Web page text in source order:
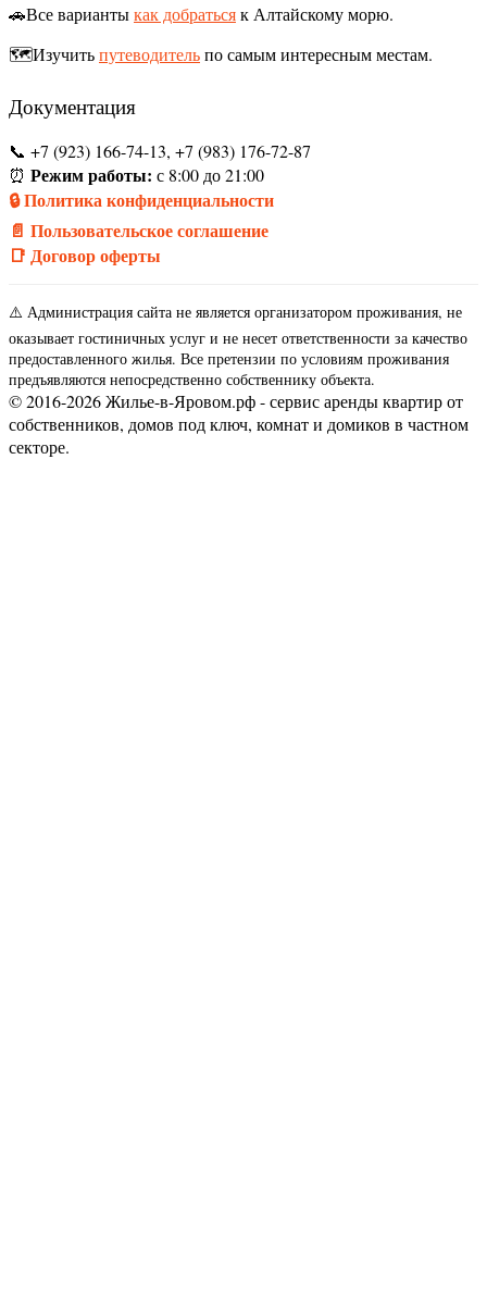
🚗Все вариантыкак добратьсяк Алтайскому морю.
🗺️Изучитьпутеводительпо самым интересным местам.
Документация
📞 +7 (923) 166-74-13, +7 (983) 176-72-87
⏰ Режим работы: с 8:00 до 21:00
🔒 Политика конфиденциальности
📄 Пользовательское соглашение
📑 Договор оферты
⚠️ Администрация сайта не является организатором проживания, не
оказывает гостиничных услуг и не несет ответственности за качество
предоставленного жилья. Все претензии по условиям проживания
предъявляются непосредственно собственнику объекта.
© 2016-2026 Жилье-в-Яровом.рф - сервис аренды квартир от
собственников, домов под ключ, комнат и домиков в частном
секторе.